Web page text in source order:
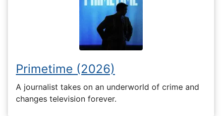
Primetime (2026)
A journalist takes on an underworld of crime and
changes television forever.